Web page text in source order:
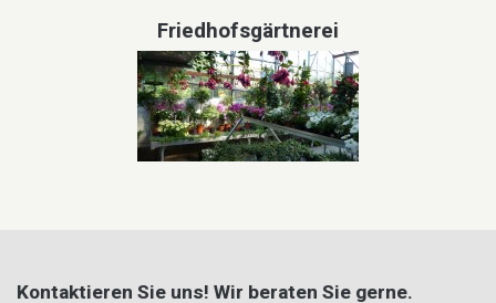
Friedhofsgärtnerei
Kontaktieren Sie uns! Wir beraten Sie gerne.